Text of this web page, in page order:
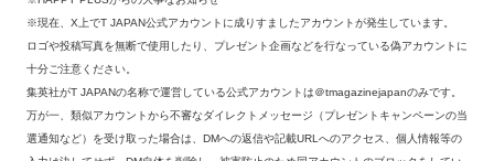
※現在、X上でT JAPAN公式アカウントに成りすましたアカウントが発生しています。
ロゴや投稿写真を無断で使用したり、プレゼント企画などを行なっている偽アカウントに
十分ご注意ください。
集英社がT JAPANの名称で運営している公式アカウントは＠tmagazinejapanのみです。
万が一、類似アカウントから不審なダイレクトメッセージ（プレゼントキャンペーンの当
選通知など）を受け取った場合は、DMへの返信や記載URLへのアクセス、個人情報等の